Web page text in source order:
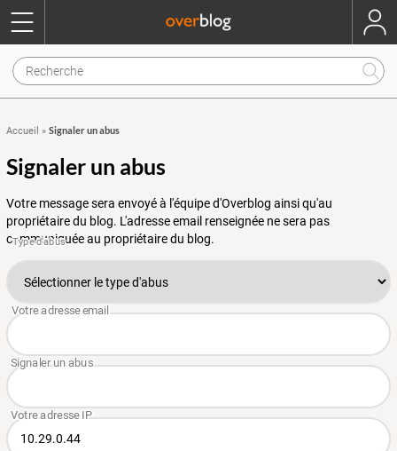
Accueil » Signaler un abus
Signaler un abus
Votre message sera envoyé à l'équipe d'Overblog ainsi qu'au
propriétaire du blog. L'adresse email renseignée ne sera pas
communiquée au propriétaire du blog.